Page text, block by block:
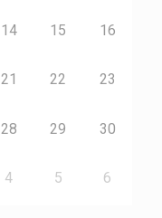
14 15 16
21 22 23
28 29 30
4 5 6